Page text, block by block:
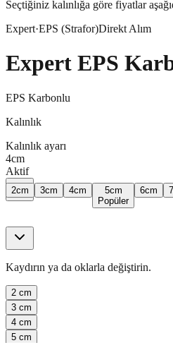
Seçtiğiniz kalınlığa göre fiyatlar
Expert·EPS (Strafor)Direkt Alım
Expert EPS
EPS Karbonlu
Kalınlık
Kalınlık ayarı
4cm
Aktif
2cm 3cm 4cm 5cm
Popüler
6cm 7
Kaydırın ya da oklarla değiştirin.
2 cm
3 cm
4 cm
5 cm